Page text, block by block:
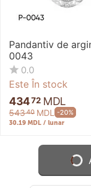
Pandantiv de
0043
0.0
Este În stock
43472 MDL
54340 MDL -20%
30.19 MDL / lunar